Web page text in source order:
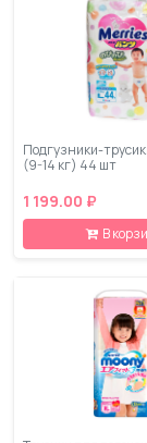
Подгузники-
(9-14 кг) 44 шт
1 199.00 ₽
В